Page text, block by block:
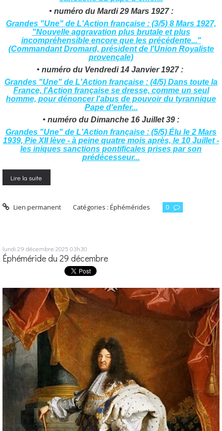
• numéro du Mardi 29 Mars 1927 :
Grandes "Une" de L'Action française : (3/5) 8 Mars 1927,
"Nouvelle aggravation plus brutale et plus
incompréhensible encore que les précédente..."
(Commandant Dromard, président de l'Union Royaliste
provençale)
• numéro du Vendredi 14 Janvier 1927 :
Grandes "Une" de L'Action française : (4/5) Dans toute la
France, l'Action française se dresse, comme un seul
homme, pour dénoncer l'abus de pouvoir du tyrannique
Pape d'enfer...
• numéro du Dimanche 16 Juillet 39 :
Grandes "Une" de L'Action française : (5/5) Élu le 2 Mars
1939, Pie XII lève - à peine quatre mois après, le 10 Juillet -
les iniques sanctions pontificales prises par son
prédécesseur...
Lire la suite
Lien permanent Catégories :Éphémérides 0
lundi 29 décembre 2025 03h30
Éphéméride du 29 décembre